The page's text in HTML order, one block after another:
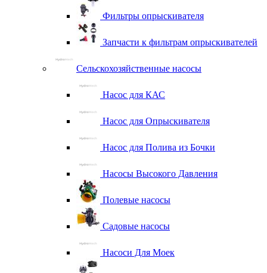
Фильтры опрыскивателя
Запчасти к фильтрам опрыскивателей
Сельскохозяйственные насосы
Насос для КАС
Насос для Опрыскивателя
Насос для Полива из Бочки
Насосы Высокого Давления
Полевые насосы
Садовые насосы
Насоси Для Моек